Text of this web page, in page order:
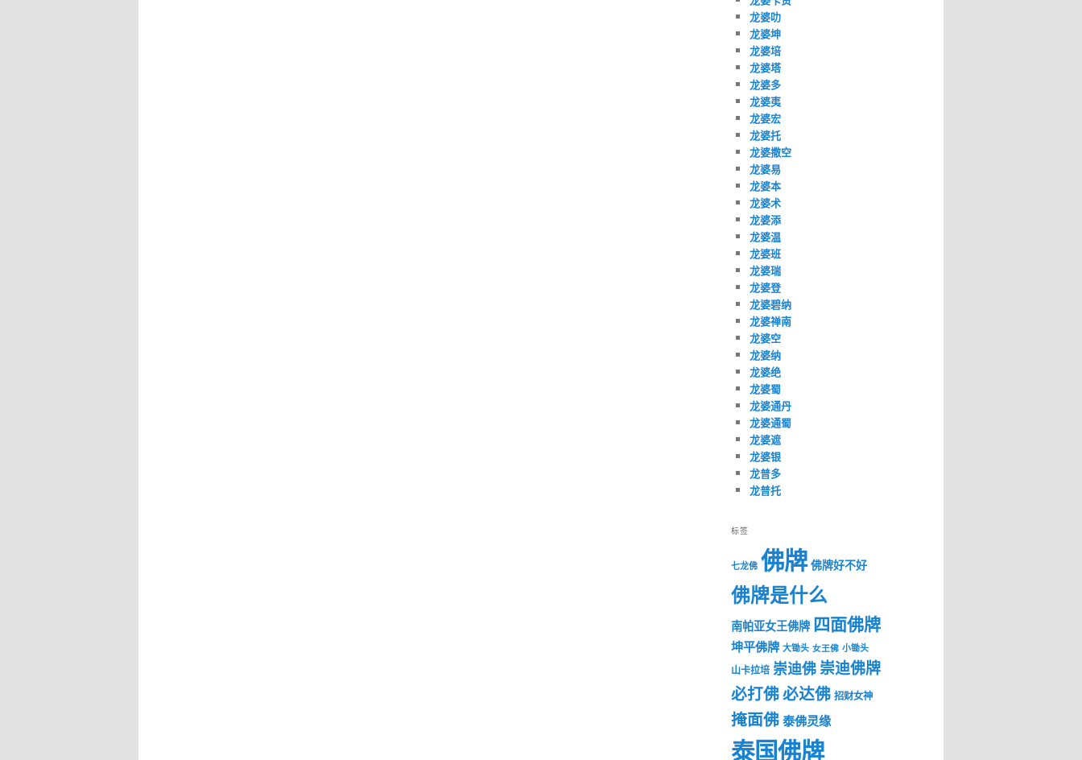
龙婆叻
龙婆坤
龙婆培
龙婆塔
龙婆多
龙婆夷
龙婆宏
龙婆托
龙婆撒空
龙婆易
龙婆本
龙婆术
龙婆添
龙婆温
龙婆班
龙婆瑞
龙婆登
龙婆碧纳
龙婆禅南
龙婆空
龙婆纳
龙婆绝
龙婆蜀
龙婆通丹
龙婆通蜀
龙婆遮
龙婆银
龙普多
龙普托
标签
七龙佛 佛牌 佛牌好不好
佛牌是什么
南帕亚女王佛牌 四面佛牌
坤平佛牌 大锄头 女王佛 小锄头
山卡拉培 崇迪佛崇迪佛牌
必打佛必达佛 招财女神
掩面佛泰佛灵缘
泰国佛牌